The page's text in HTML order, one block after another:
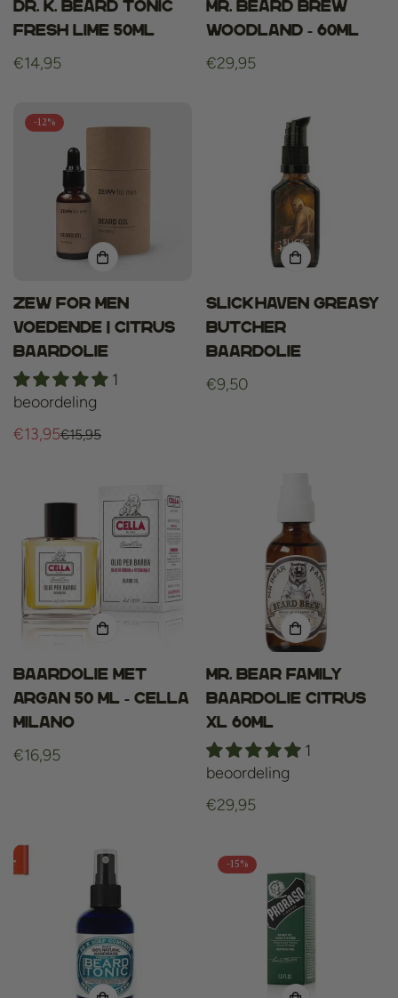
Dr. K. Beard Tonic
Fresh Lime 50ml
Normale
€14,95
Mr. Beard Brew
Woodland - 60ml
Normale
€29,95
-12%
ZEW For Men
Voedende | citrus
baardolie
1
beoordeling
Verkoopprijs
€13,95
Normale€15,95
Slickhaven Greasy
Butcher
baardolie
Normale
€9,50
Baardolie met
Argan 50 ml - Cella
Milano
Normale
€16,95
Mr. Bear Family
Baardolie Citrus
XL 60ml
1
beoordeling
Normale
€29,95
-15%